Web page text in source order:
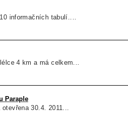
informačních tabulí....
4 km a má celkem...
Paraple
30.4. 2011...